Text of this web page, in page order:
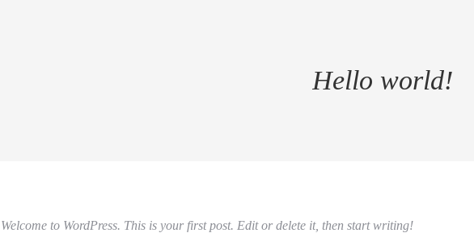
Hello world!
Welcome to WordPress. This is your first post. Edit or delete it, then start writing!